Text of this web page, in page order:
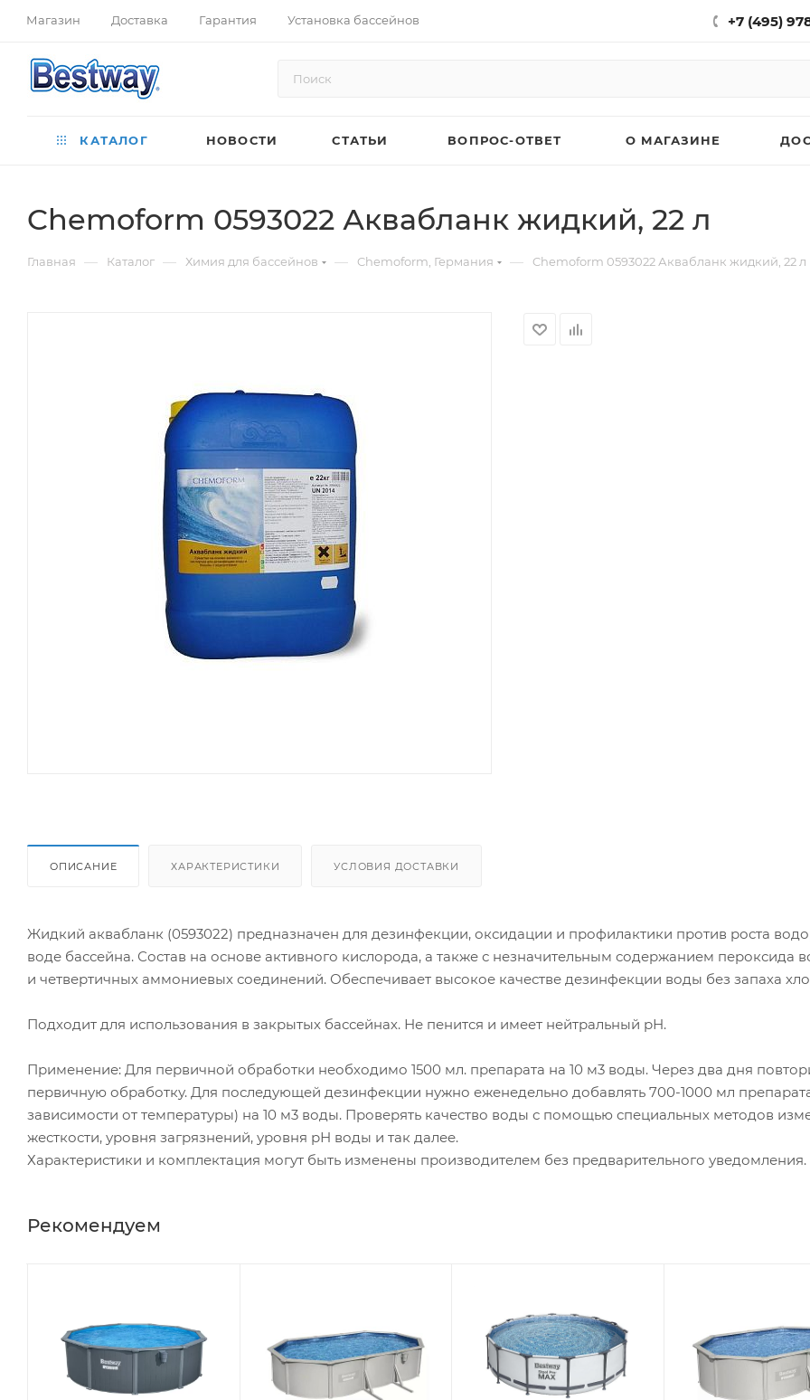
Магазин Доставка Гарантия Установка бассейнов +7 (495)
КАТАЛОГ НОВОСТИ СТАТЬИ ВОПРОС-ОТВЕТ О МАГАЗИНЕ
Chemoform 0593022 Аквабланк жидкий, 22 л
Главная — Каталог — Химия для бассейнов — Chemoform, Германия — Chemoform 0593022 Аквабланк жидкий, 22 л
ОПИСАНИЕ ХАРАКТЕРИСТИКИ УСЛОВИЯ ДОСТАВКИ
Жидкий аквабланк (0593022) предназначен для дезинфекции, оксидации и профилактики против роста
воде бассейна. Состав на основе активного кислорода, а также с незначительным содержанием пероксида
и четвертичных аммониевых соединений. Обеспечивает высокое качестве дезинфекции воды без запаха
Подходит для использования в закрытых бассейнах. Не пенится и имеет нейтральный рН.
Применение: Для первичной обработки необходимо 1500 мл. препарата на 10 м3 воды. Через два дня
первичную обработку. Для последующей дезинфекции нужно еженедельно добавлять 700-1000 мл
зависимости от температуры) на 10 м3 воды. Проверять качество воды с помощью специальных методов
жесткости, уровня загрязнений, уровня рН воды и так далее.
Характеристики и комплектация могут быть изменены производителем без предварительного уведомления.
Рекомендуем